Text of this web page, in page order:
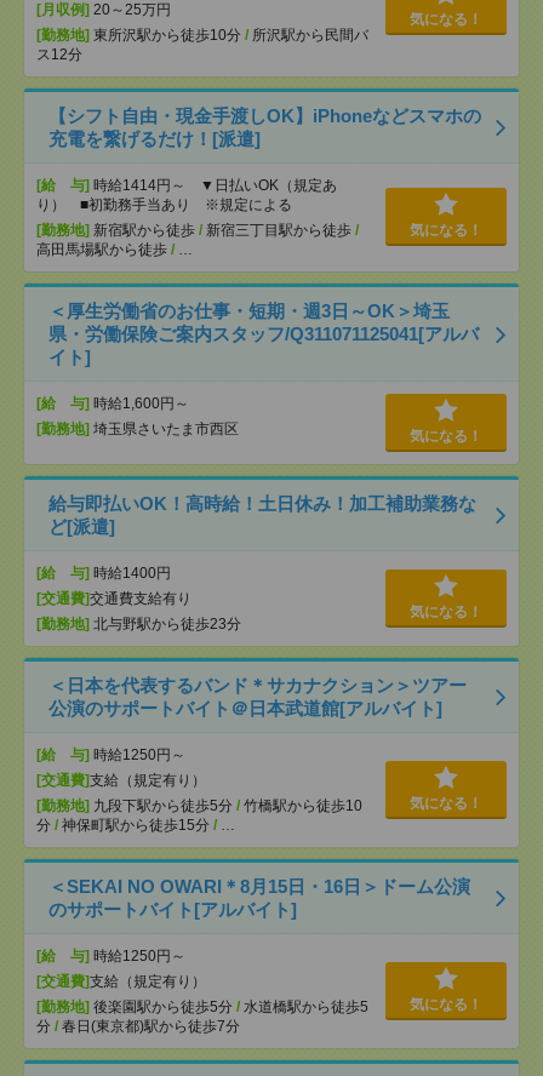
[月収例] 20～25万円
[勤務地] 東所沢駅から徒歩10分 / 所沢駅から民間バ
ス12分
気になる！
【シフト自由・現金手渡しOK】iPhoneなどスマホの
充電を繋げるだけ！[派遣]
[給 与] 時給1414円～ ▼日払いOK（規定あ
り） ■初勤務手当あり ※規定による
[勤務地] 新宿駅から徒歩 / 新宿三丁目駅から徒歩 /
高田馬場駅から徒歩 / …
気になる！
＜厚生労働省のお仕事・短期・週3日～OK＞埼玉
県・労働保険ご案内スタッフ/Q311071125041[アルバ
イト]
[給 与] 時給1,600円～
[勤務地] 埼玉県さいたま市西区 気になる！
給与即払いOK！高時給！土日休み！加工補助業務な
ど[派遣]
[給 与] 時給1400円
[交通費]交通費支給有り
[勤務地] 北与野駅から徒歩23分
気になる！
＜日本を代表するバンド＊サカナクション＞ツアー
公演のサポートバイト＠日本武道館[アルバイト]
[給 与] 時給1250円～
[交通費]支給（規定有り）
[勤務地] 九段下駅から徒歩5分 / 竹橋駅から徒歩10
分 / 神保町駅から徒歩15分 / …
気になる！
＜SEKAI NO OWARI＊8月15日・16日＞ドーム公演
のサポートバイト[アルバイト]
[給 与] 時給1250円～
[交通費]支給（規定有り）
[勤務地] 後楽園駅から徒歩5分 / 水道橋駅から徒歩5
分 / 春日(東京都)駅から徒歩7分
気になる！